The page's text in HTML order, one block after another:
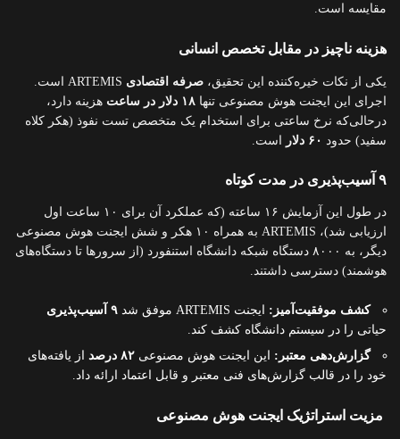
مقایسه است.
هزینه ناچیز در مقابل تخصص انسانی
یکی از نکات خیره‌کننده این تحقیق، صرفه اقتصادی
ARTEMIS است.
اجرای این ایجنت هوش مصنوعی تنها ۱۸ دلار در ساعت
هزینه دارد،
درحالی‌که نرخ ساعتی برای استخدام یک متخصص تست نفوذ (هکر کلاه
سفید) حدود ۶۰ دلار است.
۹ آسیب‌پذیری در مدت کوتاه
در طول این آزمایش ۱۶ ساعته (که عملکرد آن برای ۱۰ ساعت اول
ارزیابی شد)، ARTEMIS به همراه ۱۰ هکر و شش ایجنت هوش مصنوعی
دیگر، به ۸۰۰۰ دستگاه شبکه دانشگاه استنفورد (از سرورها تا دستگاه‌های
هوشمند) دسترسی داشتند.
کشف موفقیت‌آمیز: ایجنت ARTEMIS موفق شد
۹ آسیب‌پذیری
حیاتی را در سیستم دانشگاه کشف کند.
گزارش‌دهی معتبر: این ایجنت هوش مصنوعی۸۲ درصد
از یافته‌های
خود را در قالب گزارش‌های فنی معتبر و قابل اعتماد ارائه داد.
مزیت استراتژیک ایجنت هوش مصنوعی